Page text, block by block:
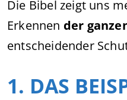
Die Bibel zeigt uns
Erkennen der
entscheidender
1. DAS